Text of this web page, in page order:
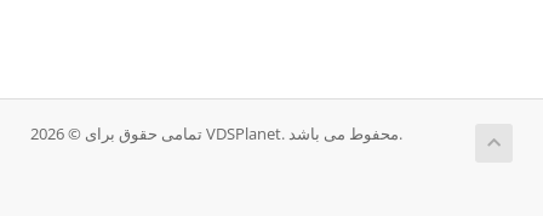
تمامی حقوق برای © 2026 VDSPlanet. محفوط می باشد.